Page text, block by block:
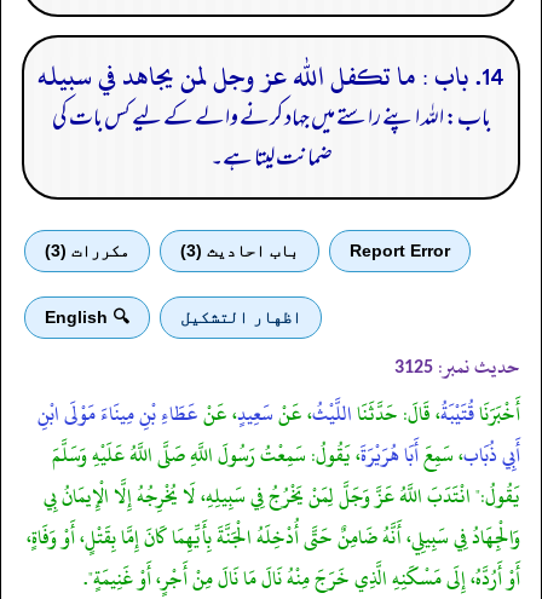
14. باب : ما تكفل الله عز وجل لمن يجاهد في سبيله
باب: اللہ اپنے راستے میں جہاد کرنے والے کے لیے کس بات کی
ضمانت لیتا ہے۔
Report Error باب احادیث (3) مكررات (3)
اظهار التشكيل 🔍 English
حدیث نمبر: 3125
أَخْبَرَنَاقُتَيْبَةُ، قَالَ: حَدَّثَنَااللَّيْثُ، عَنْسَعِيدٍ، عَنْعَطَاءِ بْنِ مِينَاءَ مَوْلَى ابْنِ
أَبِي ذُبَاب، سَمِعَأَبَا هُرَيْرَةَ، يَقُولُ: سَمِعْتُ رَسُولَ اللَّهِ صَلَّى اللَّهُ عَلَيْهِ وَسَلَّمَ
يَقُولُ:" انْتَدَبَ اللَّهُ عَزَّ وَجَلَّ لِمَنْ يَخْرُجُ فِي سَبِيلِهِ، لَا يُخْرِجُهُ إِلَّا الْإِيمَانُ بِي
وَالْجِهَادُ فِي سَبِيلِي، أَنَّهُ ضَامِنٌ حَتَّى أُدْخِلَهُ الْجَنَّةَ بِأَيِّهِمَا كَانَ إِمَّا بِقَتْلٍ، أَوْ وَفَاةٍ،
أَوْ أَرُدَّهُ، إِلَى مَسْكَنِهِ الَّذِي خَرَجَ مِنْهُ نَالَ مَا نَالَ مِنْ أَجْرٍ، أَوْ غَنِيمَةٍ".